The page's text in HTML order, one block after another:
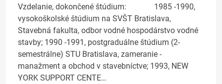
Vzdelanie, dokončené štúdium: 1985 -1990,
vysokoškolské štúdium na SVŠT Bratislava,
Stavebná fakulta, odbor vodné hospodárstvo vodné
stavby; 1990 -1991, postgraduálne štúdium (2-
semestrálne) STU Bratislava, zameranie -
manažment a obchod v stavebníctve; 1993, NEW
YORK SUPPORT CENTE…